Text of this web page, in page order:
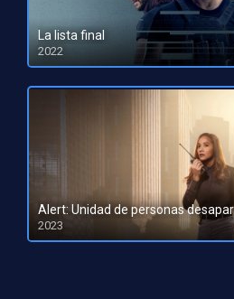
La lista final
2022
HD 1080pHD 720p
Alert: Unidad de personas
2023
HD 1080pHD 720p